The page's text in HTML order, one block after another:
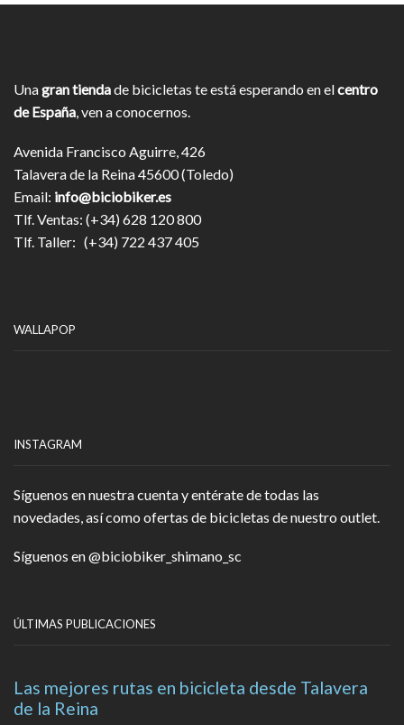
Unagran tiendade bicicletas te está esperando en elcentro
de España, ven a conocernos.
Avenida Francisco Aguirre, 426
Talavera de la Reina 45600 (Toledo)
Email: info@biciobiker.es
Tlf. Ventas: (+34) 628 120 800
Tlf. Taller: (+34) 722 437 405
WALLAPOP
INSTAGRAM
Síguenos en nuestra cuenta y entérate de todas las
novedades, así como ofertas de bicicletas de nuestro outlet.
Síguenos en@biciobiker_shimano_sc
ÚLTIMAS PUBLICACIONES
Las mejores rutas en bicicleta desde Talavera
de la Reina